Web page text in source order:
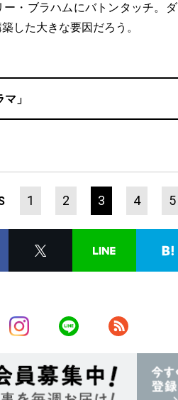
ー・ブラハムにバトンタッチ。
した大きな要因だろう。
」
1 2 3 4 5